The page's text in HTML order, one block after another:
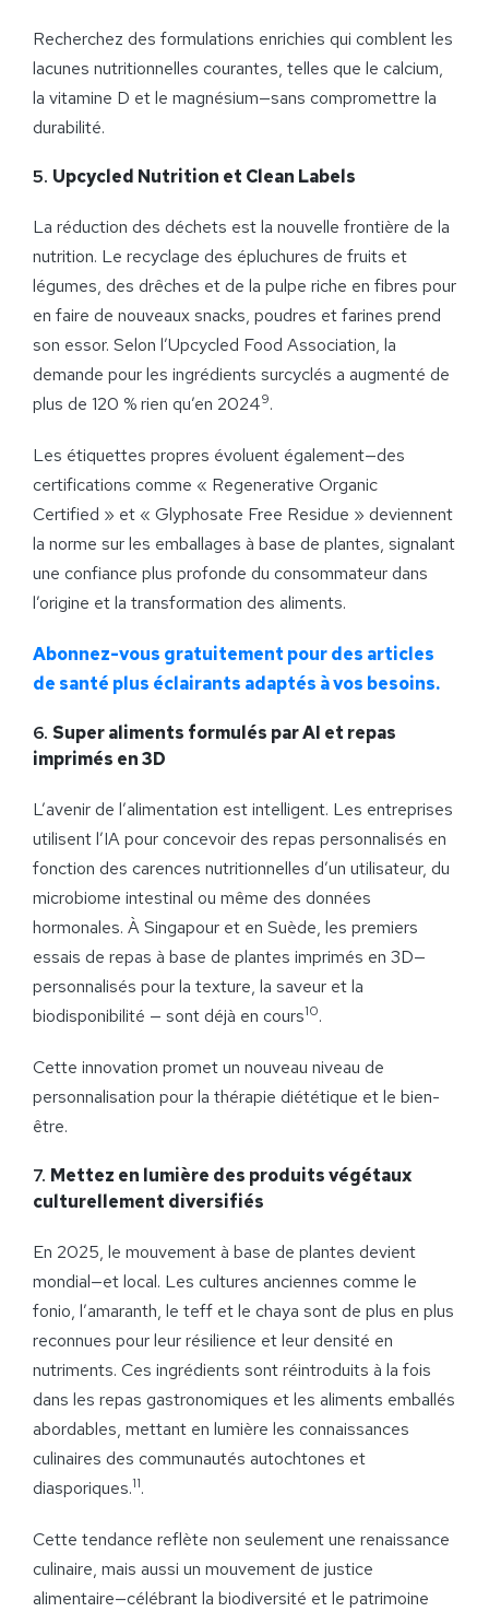
Recherchez des formulations enrichies qui comblent les
lacunes nutritionnelles courantes, telles que le calcium,
la vitamine D et le magnésium—sans compromettre la
durabilité.
5. Upcycled Nutrition et Clean Labels
La réduction des déchets est la nouvelle frontière de la
nutrition. Le recyclage des épluchures de fruits et
légumes, des drêches et de la pulpe riche en fibres pour
en faire de nouveaux snacks, poudres et farines prend
son essor. Selon l’Upcycled Food Association, la
demande pour les ingrédients surcyclés a augmenté de
plus de 120 % rien qu’en 20249.
Les étiquettes propres évoluent également—des
certifications comme « Regenerative Organic
Certified » et « Glyphosate Free Residue » deviennent
la norme sur les emballages à base de plantes, signalant
une confiance plus profonde du consommateur dans
l’origine et la transformation des aliments.
Abonnez-vous gratuitement pour des articles
de santé plus éclairants adaptés à vos besoins.
6. Super aliments formulés par AI et repas
imprimés en 3D
L’avenir de l’alimentation est intelligent. Les entreprises
utilisent l’IA pour concevoir des repas personnalisés en
fonction des carences nutritionnelles d’un utilisateur, du
microbiome intestinal ou même des données
hormonales. À Singapour et en Suède, les premiers
essais de repas à base de plantes imprimés en 3D—
personnalisés pour la texture, la saveur et la
biodisponibilité — sont déjà en cours10.
Cette innovation promet un nouveau niveau de
personnalisation pour la thérapie diététique et le bien-
être.
7. Mettez en lumière des produits végétaux
culturellement diversifiés
En 2025, le mouvement à base de plantes devient
mondial—et local. Les cultures anciennes comme le
fonio, l’amaranth, le teff et le chaya sont de plus en plus
reconnues pour leur résilience et leur densité en
nutriments. Ces ingrédients sont réintroduits à la fois
dans les repas gastronomiques et les aliments emballés
abordables, mettant en lumière les connaissances
culinaires des communautés autochtones et
diasporiques.11.
Cette tendance reflète non seulement une renaissance
culinaire, mais aussi un mouvement de justice
alimentaire—célébrant la biodiversité et le patrimoine